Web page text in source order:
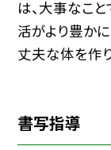
は、大事なこ
活がより豊か
丈夫な体を作り
書写指導